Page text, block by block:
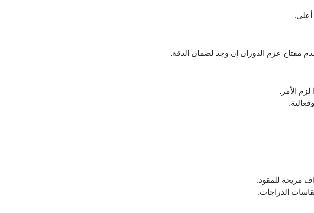
أعلى.
مفتاح عزم الدوران إن وجد لضمان الدقة.
الأمر.
مريحة للمقود.
الدراجات.